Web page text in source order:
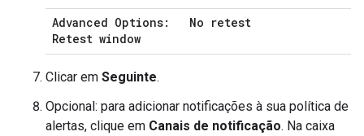
Advanced Options:
Retest window
No retest
Clicar em Seguinte.
Opcional: para adicionar notificações à sua política de
alertas, clique em Canais de notificação. Na caixa